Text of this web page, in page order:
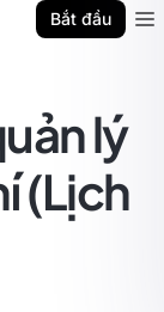
Bắt đầu
lý
(Lịch